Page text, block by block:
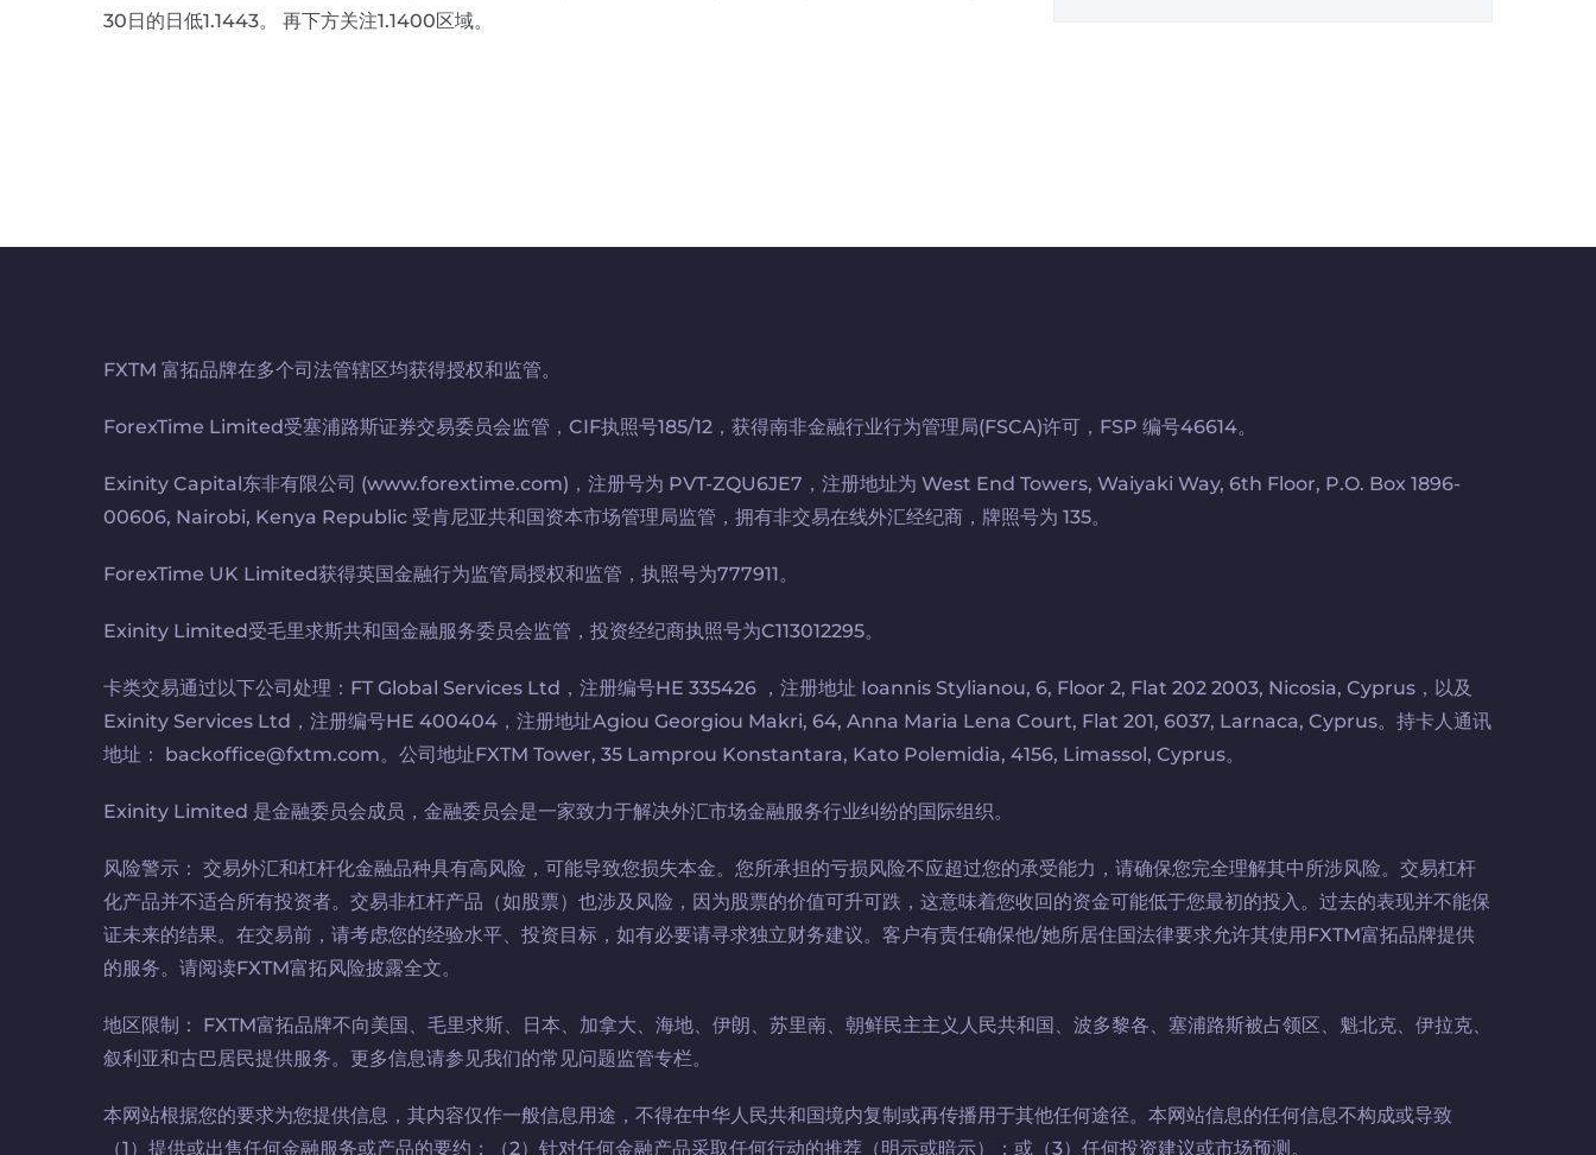
30日的日低1.1443。 再下方关注1.1400区域。
FXTM 富拓品牌在多个司法管辖区均获得授权和监管。
ForexTime Limited受塞浦路斯证券交易委员会监管，CIF执照号185/12，获得南非金融行业行为管理局(FSCA)许可，FSP 编号46614。
Exinity Capital东非有限公司 (www.forextime.com)，注册号为 PVT-ZQU6JE7，注册地址为 West End Towers, Waiyaki Way, 6th Floor, P.O. Box 1896-
00606, Nairobi, Kenya Republic 受肯尼亚共和国资本市场管理局监管，拥有非交易在线外汇经纪商，牌照号为 135。
ForexTime UK Limited获得英国金融行为监管局授权和监管，执照号为777911。
Exinity Limited受毛里求斯共和国金融服务委员会监管，投资经纪商执照号为C113012295。
卡类交易通过以下公司处理：FT Global Services Ltd，注册编号HE 335426 ，注册地址 Ioannis Stylianou, 6, Floor 2, Flat 202 2003, Nicosia, Cyprus，以及
Exinity Services Ltd，注册编号HE 400404，注册地址Agiou Georgiou Makri, 64, Anna Maria Lena Court, Flat 201, 6037, Larnaca, Cyprus。持卡人通讯
地址： backoffice@fxtm.com。公司地址FXTM Tower, 35 Lamprou Konstantara, Kato Polemidia, 4156, Limassol, Cyprus。
Exinity Limited 是金融委员会成员，金融委员会是一家致力于解决外汇市场金融服务行业纠纷的国际组织。
风险警示： 交易外汇和杠杆化金融品种具有高风险，可能导致您损失本金。您所承担的亏损风险不应超过您的承受能力，请确保您完全理解其中所涉风险。交易杠杆
化产品并不适合所有投资者。交易非杠杆产品（如股票）也涉及风险，因为股票的价值可升可跌，这意味着您收回的资金可能低于您最初的投入。过去的表现并不能保
证未来的结果。在交易前，请考虑您的经验水平、投资目标，如有必要请寻求独立财务建议。客户有责任确保他/她所居住国法律要求允许其使用FXTM富拓品牌提供
的服务。请阅读FXTM富拓风险披露全文。
地区限制： FXTM富拓品牌不向美国、毛里求斯、日本、加拿大、海地、伊朗、苏里南、朝鲜民主主义人民共和国、波多黎各、塞浦路斯被占领区、魁北克、伊拉克、
叙利亚和古巴居民提供服务。更多信息请参见我们的常见问题监管专栏。
本网站根据您的要求为您提供信息，其内容仅作一般信息用途，不得在中华人民共和国境内复制或再传播用于其他任何途径。本网站信息的任何信息不构成或导致
（1）提供或出售任何金融服务或产品的要约；（2）针对任何金融产品采取任何行动的推荐（明示或暗示）；或（3）任何投资建议或市场预测。